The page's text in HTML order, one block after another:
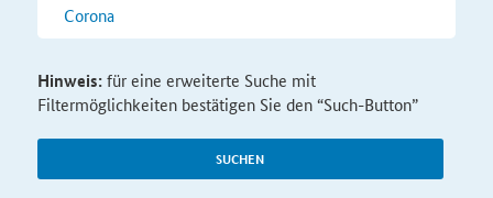
SUCHEN
Hinweis:für eine erweiterte Suche mit
Filtermöglichkeiten bestätigen Sie den “Such-Button”